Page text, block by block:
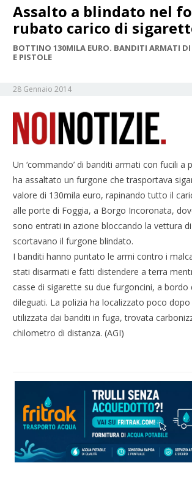
Assalto a blindato nel
rubato carico di
BOTTINO 130MILA EURO. BANDITI ARMATI
E PISTOLE
28 Gennaio 2014
Un ‘commando’ di banditi armati con fucili a
ha assaltato un furgone che trasportava
valore di 130mila euro, rapinando tutto il
alle porte di Foggia, a Borgo Incoronata,
sono entrati in azione bloccando la vettura di
scortavano il furgone blindato.
I banditi hanno puntato le armi contro i
stati disarmati e fatti distendere a terra
casse di sigarette su due furgoncini, a bordo
dileguati. La polizia ha localizzato poco dopo
utilizzata dai banditi in fuga, trovata
chilometro di distanza. (AGI)